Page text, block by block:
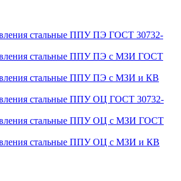
стальные ППУ ПЭ ГОСТ 30732-
стальные ППУ ПЭ с МЗИ ГОСТ
стальные ППУ ПЭ с МЗИ и КВ
стальные ППУ ОЦ ГОСТ 30732-
стальные ППУ ОЦ с МЗИ ГОСТ
стальные ППУ ОЦ с МЗИ и КВ